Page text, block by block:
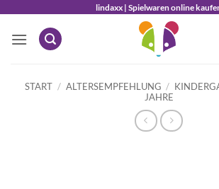
springen
lindaxx | Spielwaren online
START / ALTERSEMPFEHLUNG /
JAHRE